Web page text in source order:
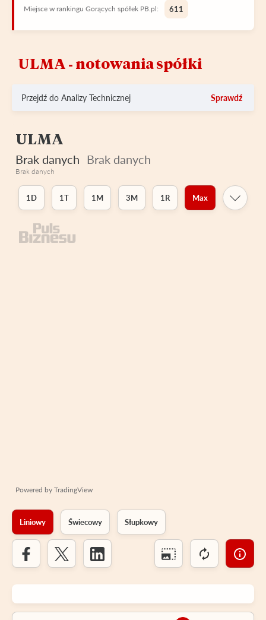
Miejsce w rankingu Gorących spółek PB.pl: 611
ULMA ‑ notowania spółki
Przejdź do Analizy Technicznej Sprawdź
ULMA
Brak danych Brak danych
Brak danych
1D 1T 1M 3M 1R Max
Powered by TradingView
Liniowy Świecowy Słupkowy